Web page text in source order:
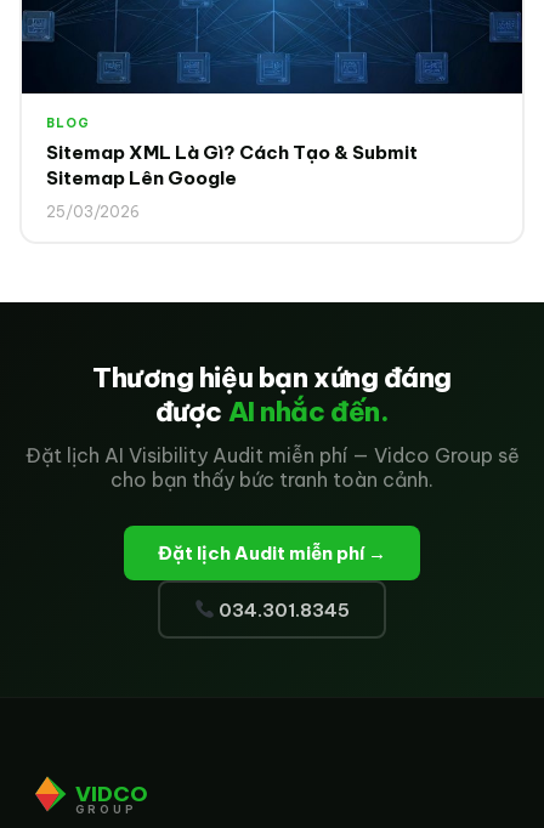
BLOG
Sitemap XML Là Gì? Cách Tạo & Submit
Sitemap Lên Google
25/03/2026
Thương hiệu bạn xứng đáng
được AI nhắc đến.
Đặt lịch AI Visibility Audit miễn phí — Vidco Group sẽ
cho bạn thấy bức tranh toàn cảnh.
Đặt lịch Audit miễn phí →
034.301.8345
VIDCO
GROUP